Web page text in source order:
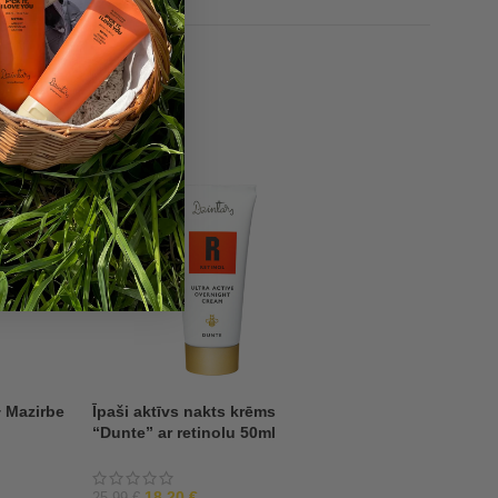
-30%
Īpaši aktīvs nakts krēms
“Dunte” ar retinolu 50ml